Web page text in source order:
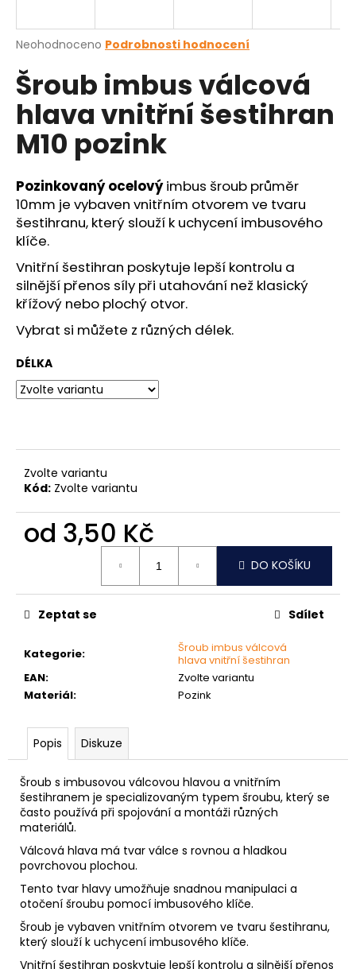
Průměrné
produktu
je
0,0
5
hvězdiček.
Neohodnoceno Podrobnosti hodnocení
Šroub imbus válcová
hlava vnitřní šestihran
M10 pozink
Pozinkovaný ocelovýimbus šroub průměr
10mm je vybaven vnitřním otvorem ve tvaru
šestihranu, který slouží k uchycení imbusového
klíče.
Vnitřní šestihran poskytuje lepší kontrolu a
silnější přenos síly při utahování než klasický
křížový nebo plochý otvor.
Vybrat si můžete z různých délek.
DÉLKA
Zvolte variantu
Kód: Zvolte variantu
od 3,50 Kč
DO KOŠÍKU
Kategorie:
Šroub imbus válcová
hlava vnitřní šestihran
EAN:
Zvolte variantu
Materiál: Pozink
Zeptat se Sdílet
Popis Diskuze
Šroub s imbusovou válcovou hlavou a vnitřním
šestihranem je specializovaným typem šroubu, který se
často používá při spojování a montáži různých
materiálů.
Válcová hlava má tvar válce s rovnou a hladkou
povrchovou plochou.
Tento tvar hlavy umožňuje snadnou manipulaci a
otočení šroubu pomocí imbusového klíče.
Šroub je vybaven vnitřním otvorem ve tvaru šestihranu,
který slouží k uchycení imbusového klíče.
Vnitřní šestihran poskytuje lepší kontrolu a silnější přenos
j
t
?
HLEDAT
o
p
o
r
u
č
u
j
e
PODLOŽKA
ČTVERCOVÁ
NEREZ